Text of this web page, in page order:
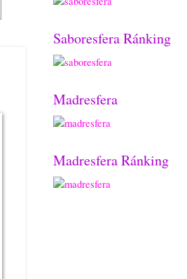
Saboresfera Ránking
Madresfera
Madresfera Ránking